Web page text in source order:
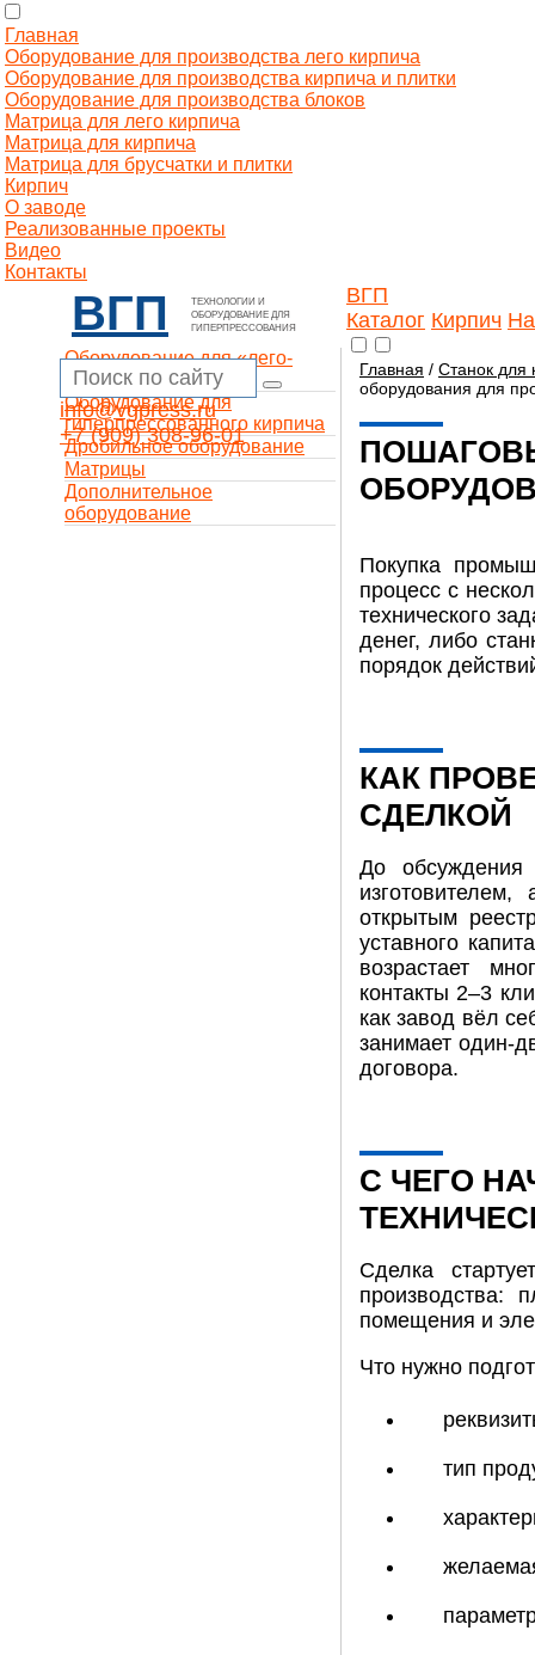
Главная
Оборудование для производства лего кирпича
Оборудование для производства кирпича и плитки
Оборудование для производства блоков
Матрица для лего кирпича
Матрица для кирпича
Матрица для брусчатки и плитки
Кирпич
О заводе
Реализованные проекты
Видео
Контакты
ВГП
ТЕХНОЛОГИИ И
ОБОРУДОВАНИЕ ДЛЯ
ГИПЕРПРЕССОВАНИЯ
ВГП
Каталог Кирпич
info@vgpress.ru
+7 (909) 308-96-01
Оборудование для «лего-
кирпича»
Оборудование для
гиперпрессованного кирпича
Дробильное оборудование
Матрицы
Дополнительное
оборудование
Главная / Станок для
оборудования для
Покупка
процесс с
технического
денег, либо
порядок
КАК
СДЕЛКОЙ
До обсуждения
открытым
уставного
возрастает
контакты 2–3
как завод вёл
занимает один-
договора.
С ЧЕГО
Сделка
производства:
помещения и
Что нужно
тип